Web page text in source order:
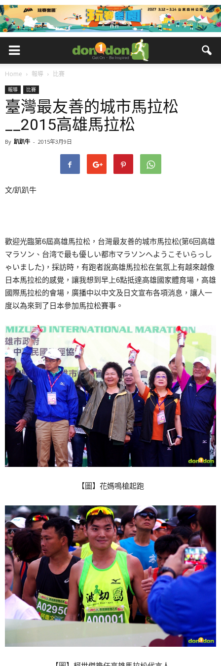
Home 報導 比賽
報導 比賽
臺灣最友善的城市馬拉松
__2015高雄馬拉松
By 趴趴牛 - 2015年3月9日
文/趴趴牛
歡迎光臨第6屆高雄馬拉松，台灣最友善的城市馬拉松(第6回高雄
マラソン、台湾で最も優しい都市マラソンへようこそいらっし
ゃいました)，採訪時，有跑者說高雄馬拉松在氣氛上有越來越像
日本馬拉松的感覺，讓我想到早上6點抵達高雄國家體育場，高雄
國際馬拉松的會場，廣播中以中文及日文宣布各項消息，讓人一
度以為來到了日本參加馬拉松賽事。
【圖】花媽鳴槍起跑